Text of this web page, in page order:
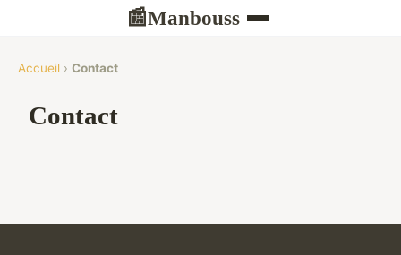
📰Manbouss
Accueil › Contact
Contact